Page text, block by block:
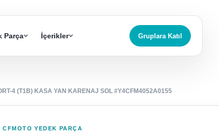
Parça İçerikler Gruplara Katıl
4 (T1B) KASA YAN KARENAJ SOL #Y4CFM4052A0155
CFMOTO YEDEK PARÇA